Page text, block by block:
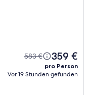
583 € 359 €
pro Person
Vor 19 Stunden gefunden